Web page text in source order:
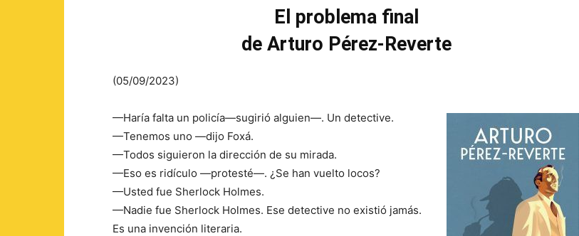
El problema final
de Arturo Pérez-Reverte
(05/09/2023)
—Haría falta un policía—sugirió alguien—. Un detective.
—Tenemos uno —dijo Foxá.
—Todos siguieron la dirección de su mirada.
—Eso es ridículo —protesté—. ¿Se han vuelto locos?
—Usted fue Sherlock Holmes.
—Nadie fue Sherlock Holmes. Ese detective no existió jamás.
Es una invención literaria.